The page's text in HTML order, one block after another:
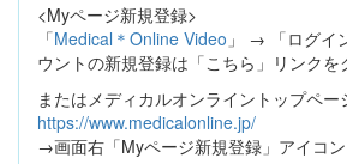
<Myページ新規登録>
「Medical＊Online Video 」 → 「ログイ
ウントの新規登録は「こちら」リンクを
またはメディカルオンライントップペー
https://www.medicalonline.jp/
→画面右「Myページ新規登録」アイコン